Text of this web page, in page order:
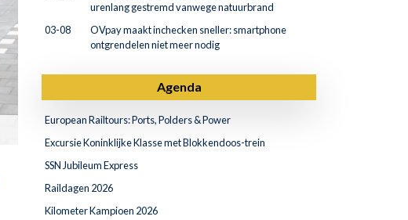
urenlang gestremd vanwege natuurbrand
03-08
OVpay maakt inchecken sneller: smartphone
ontgrendelen niet meer nodig
Agenda
European Railtours: Ports, Polders & Power
Excursie Koninklijke Klasse met Blokkendoos-trein
SSN Jubileum Express
Raildagen 2026
Kilometer Kampioen 2026